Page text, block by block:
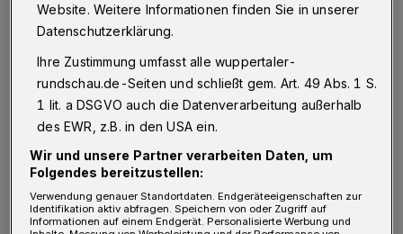
D urch die fehlende Stromversorgung
hatte es ein Zug gegen 20 Uhr nicht
mehr vollständig bis in den Bahnhof
geschafft, nur der vorderste Teil war drin, der
hintere hing noch auf freier Strecke. Dadurch
Website. Weitere Informationen finden Sie in unserer
Datenschutzerklärung.
Ihre Zustimmung umfasst alle wuppertaler-
rundschau.de-Seiten und schließt gem. Art. 49 Abs. 1 S.
1 lit. a DSGVO auch die Datenverarbeitung außerhalb
des EWR, z.B. in den USA ein.
Wir und unsere Partner verarbeiten Daten, um
Folgendes bereitzustellen:
Verwendung genauer Standortdaten. Endgeräteeigenschaften zur
Identifikation aktiv abfragen. Speichern von oder Zugriff auf
Informationen auf einem Endgerät. Personalisierte Werbung und